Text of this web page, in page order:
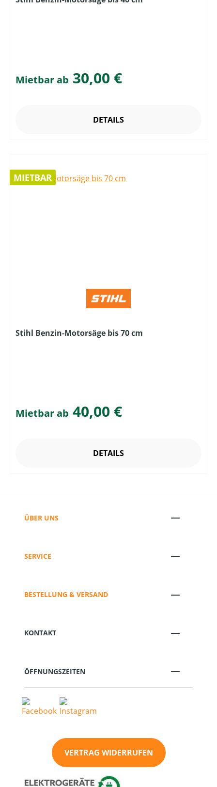
Mietbar ab 30,00 €
DETAILS
MIETBAR
Stihl Benzin-Motorsäge bis 70 cm
Mietbar ab 40,00 €
DETAILS
ÜBER UNS
SERVICE
BESTELLUNG & VERSAND
KONTAKT
ÖFFNUNGSZEITEN
VERTRAG WIDERRUFEN